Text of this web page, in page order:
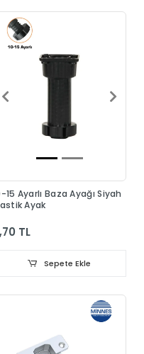
15 Ayarlı Baza Ayağı Siyah
Ayak
TL
Sepete Ekle